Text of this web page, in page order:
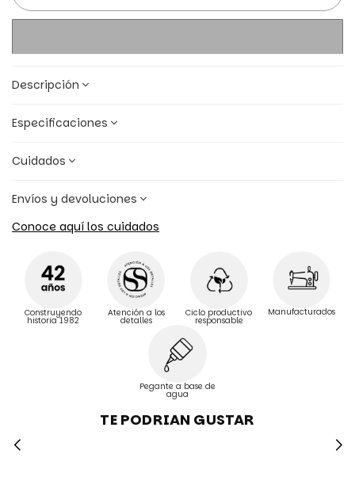
Descripción
Especificaciones
Cuidados
Envíos y devoluciones
Conoce aquí los cuidados
Construyendo
historia 1982
Atención a los
detalles
Ciclo productivo
responsable
Manufacturados
Pegante a base de
agua
TE PODRIAN GUSTAR